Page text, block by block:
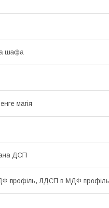
шафа
магія
ДСП
профіль, ЛДСП в МДФ профіль